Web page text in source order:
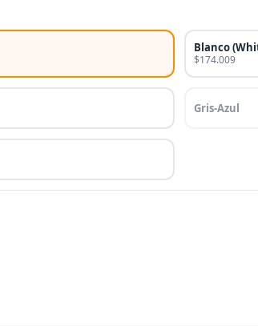
Blanco
$174.009
Gris-Azul